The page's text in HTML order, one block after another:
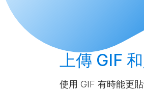
上傳 GIF
使用 GIF 有時能更